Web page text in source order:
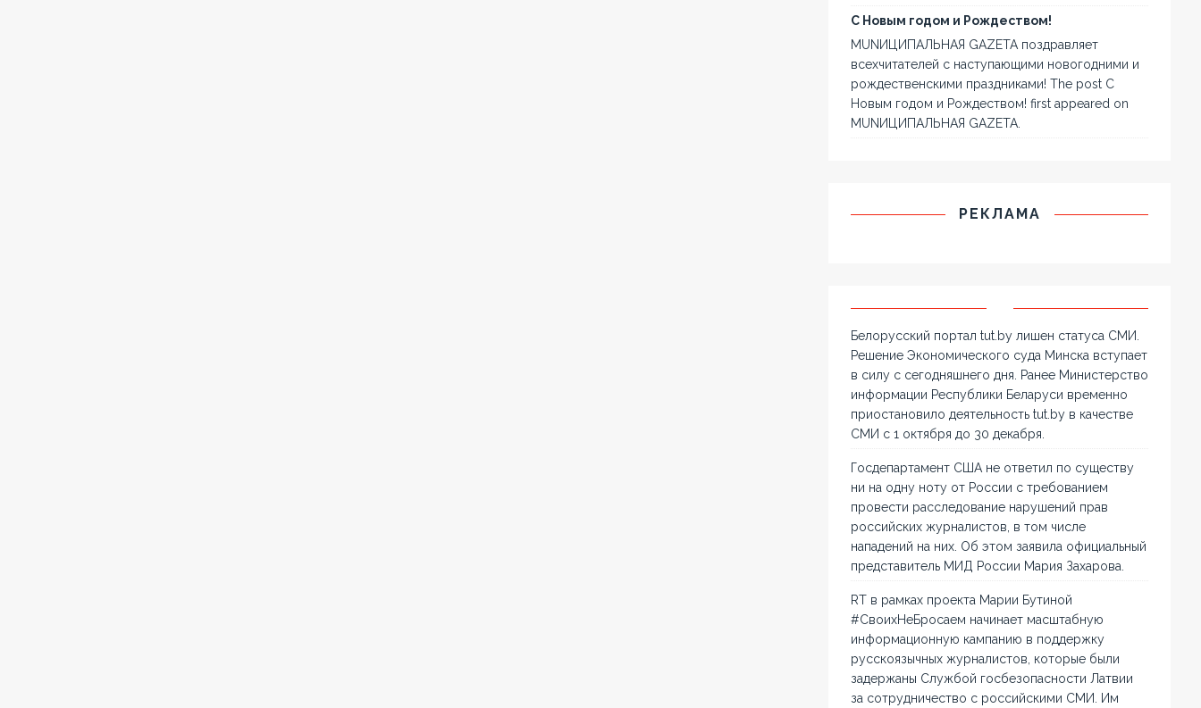
С Новым годом и Рождеством!
MUNИЦИПАЛЬНАЯ GAZЕТА поздравляет
всехчитателей с наступающими новогодними и
рождественскими праздниками! The post С
Новым годом и Рождеством! first appeared on
MUNИЦИПАЛЬНАЯ GAZЕТА.
РЕКЛАМА
Белорусский портал tut.by лишен статуса СМИ.
Решение Экономического суда Минска вступает
в силу с сегодняшнего дня. Ранее Министерство
информации Республики Беларуси временно
приостановило деятельность tut.by в качестве
СМИ с 1 октября до 30 декабря.
Госдепартамент США не ответил по существу
ни на одну ноту от России с требованием
провести расследование нарушений прав
российских журналистов, в том числе
нападений на них. Об этом заявила официальный
представитель МИД России Мария Захарова.
RT в рамках проекта Марии Бутиной
#СвоихНеБросаем начинает масштабную
информационную кампанию в поддержку
русскоязычных журналистов, которые были
задержаны Службой госбезопасности Латвии
за сотрудничество с российскими СМИ. Им